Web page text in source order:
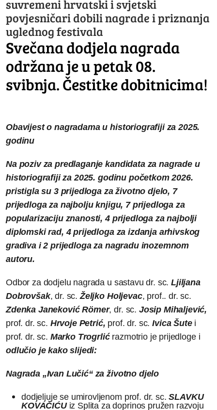
suvremeni hrvatski i svjetski
povjesničari dobili nagrade i priznanja
uglednog festivala
Svečana dodjela nagrada
održana je u petak 08.
svibnja. Čestitke dobitnicima!
Obavijest o nagradama u historiografiji za 2025.
godinu
Na poziv za predlaganje kandidata za nagrade u
historiografiji za 2025. godinu početkom 2026.
pristigla su 3 prijedloga za životno djelo, 7
prijedloga za najbolju knjigu, 7 prijedloga za
popularizaciju znanosti, 4 prijedloga za najbolji
diplomski rad, 4 prijedloga za izdanja arhivskog
gradiva i 2 prijedloga za nagradu inozemnom
autoru.
Odbor za dodjelu nagrada u sastavu dr. sc.Ljiljana
Dobrovšak, dr. sc.Željko Holjevac, prof.. dr. sc.
Zdenka Janeković Römer, dr. sc. Josip Mihaljević,
prof. dr. sc. Hrvoje Petrić, prof. dr. sc. Ivica Šutei
prof. dr. sc. Marko Trogrlićrazmotrio je prijedloge i
odlučio je kako slijedi:
Nagrada „Ivan Lučić“ za životno djelo
dodjeljuje se umirovljenom prof. dr. sc.SLAVKU
KOVAČIĆUiz Splita za doprinos pružen razvoju